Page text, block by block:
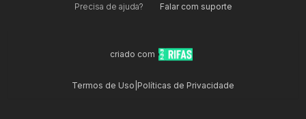
Precisa de ajuda? Falar com suporte
criado com
Termos de Uso Políticas de Privacidade